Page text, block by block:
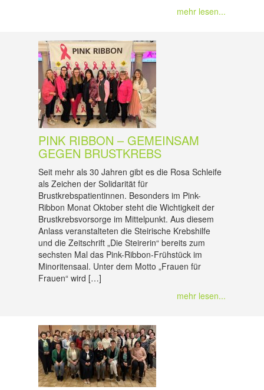
mehr lesen...
PINK RIBBON – GEMEINSAM
GEGEN BRUSTKREBS
Seit mehr als 30 Jahren gibt es die Rosa Schleife
als Zeichen der Solidarität für
Brustkrebspatientinnen. Besonders im Pink-
Ribbon Monat Oktober steht die Wichtigkeit der
Brustkrebsvorsorge im Mittelpunkt. Aus diesem
Anlass veranstalteten die Steirische Krebshilfe
und die Zeitschrift „Die Steirerin“ bereits zum
sechsten Mal das Pink-Ribbon-Frühstück im
Minoritensaal. Unter dem Motto „Frauen für
Frauen“ wird […]
mehr lesen...